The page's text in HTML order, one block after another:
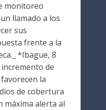
monitoreo
llamado a los
sus
frente a la
*Ibague, 8
incremento de
la
de cobertura
máxima alerta al